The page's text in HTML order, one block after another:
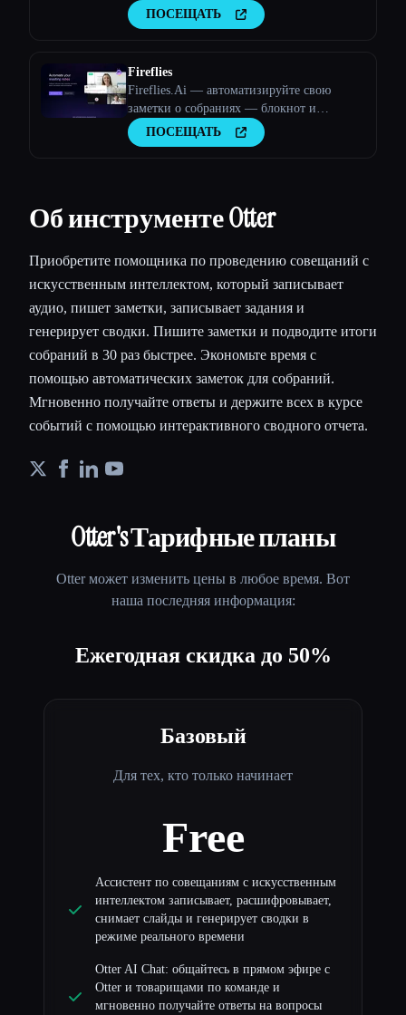
ПОСЕЩАТЬ
Fireflies
Fireflies.Ai — автоматизируйте свою
заметки о собраниях — блокнот и
аналитика разговоров
ПОСЕЩАТЬ
Об инструменте Otter
Приобретите помощника по проведению совещаний с
искусственным интеллектом, который записывает
аудио, пишет заметки, записывает задания и
генерирует сводки. Пишите заметки и подводите итоги
собраний в 30 раз быстрее. Экономьте время с
помощью автоматических заметок для собраний.
Мгновенно получайте ответы и держите всех в курсе
событий с помощью интерактивного сводного отчета.
Otter's Тарифные планы
Otterможет изменить цены в любое время. Вот
наша последняя информация:
Ежегодная скидка до 50%
Базовый
Для тех, кто только начинает
Free
Ассистент по совещаниям с искусственным
интеллектом записывает, расшифровывает,
снимает слайды и генерирует сводки в
режиме реального времени
Otter AI Chat: общайтесь в прямом эфире с
Otter и товарищами по команде и
мгновенно получайте ответы на вопросы